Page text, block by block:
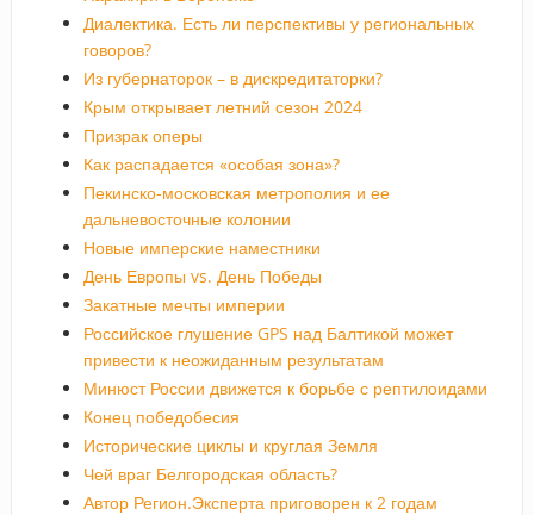
Диалектика. Есть ли перспективы у региональных
говоров?
Из губернаторок – в дискредитаторки?
Крым открывает летний сезон 2024
Призрак оперы
Как распадается «особая зона»?
Пекинско-московская метрополия и ее
дальневосточные колонии
Новые имперские наместники
День Европы vs. День Победы
Закатные мечты империи
Российское глушение GPS над Балтикой может
привести к неожиданным результатам
Минюст России движется к борьбе с рептилоидами
Конец победобесия
Исторические циклы и круглая Земля
Чей враг Белгородская область?
Автор Регион.Эксперта приговорен к 2 годам